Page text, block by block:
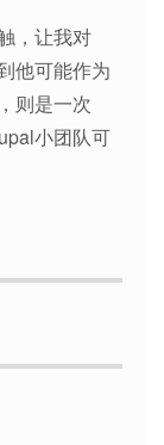
，让我对
他可能作为
则是一次
小团队可